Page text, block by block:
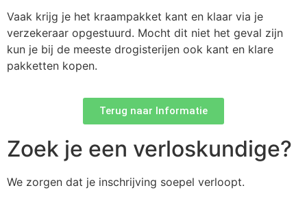
Vaak krijg je het kraampakket kant en klaar via je
verzekeraar opgestuurd. Mocht dit niet het geval zijn
kun je bij de meeste drogisterijen ook kant en klare
pakketten kopen.
Terug naar Informatie
Zoek je een verloskundige?
We zorgen dat je inschrijving soepel verloopt.